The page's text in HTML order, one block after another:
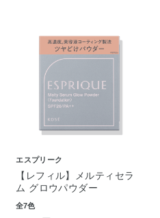
エスプリーク
【レフィル】メルティセラ
ム グロウパウダー
全7色